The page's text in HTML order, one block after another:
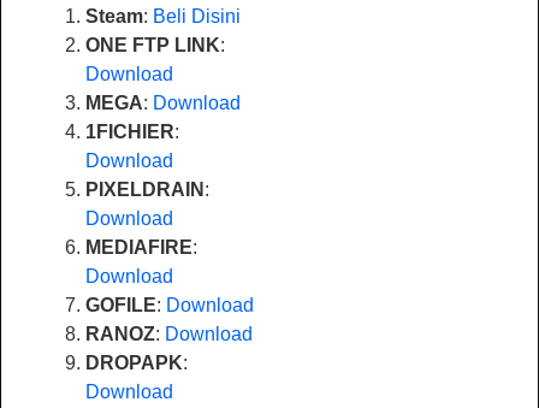
Steam: Beli Disini
ONE FTP LINK:
Download
MEGA: Download
1FICHIER:
Download
PIXELDRAIN :
Download
MEDIAFIRE:
Download
GOFILE: Download
RANOZ: Download
DROPAPK:
Download